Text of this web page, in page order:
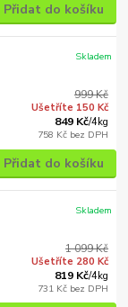
Přidat do košíku
999 Kč
Ušetříte 150 Kč
849 Kč/4kg
758 Kč bez DPH
Skladem
Přidat do košíku
1 099 Kč
Ušetříte 280 Kč
819 Kč/4kg
731 Kč bez DPH
Skladem